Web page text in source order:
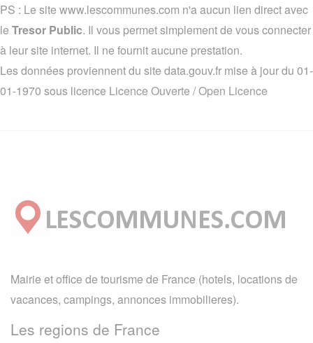
PS : Le site www.lescommunes.com n'a aucun lien direct avec
le Tresor Public. Il vous permet simplement de vous connecter
à leur site internet. Il ne fournit aucune prestation.
Les données proviennent du site data.gouv.fr mise à jour du 01-
01-1970 sous licence Licence Ouverte / Open Licence
Mairie et office de tourisme de France (hotels, locations de
vacances, campings, annonces immobilieres).
Les regions de France